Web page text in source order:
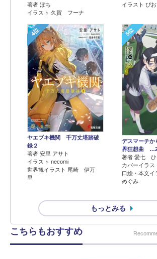
著者 ぽち
イラスト 久賀 フーナ
イラスト ぴ
4位
ヤエブキ機関 千万丈塔踏破
録２
著者 安里 アサト
イラスト necomi
世界観イラスト 尾崎 伊万
里
5位
デスマーチか
界狂想曲
著者 愛七 ひ
カバーイラス
口絵・本文
めぐみ
もっとみる
こちらもおすすめ